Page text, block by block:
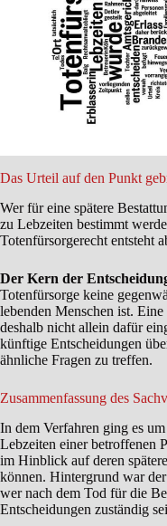
Das Urteil auf den Punkt
Wer für eine spätere
zu Lebzeiten bestimmt
Totenfürsorgerecht entsteht
Der Kern der
Totenfürsorge keine
lebenden Menschen ist.
deshalb nicht allein dafür
künftige Entscheidungen
ähnliche Fragen zu treffen.
Zusammenfassung des
In dem Verfahren ging es
Lebzeiten einer betroffenen
im Hinblick auf deren
können. Hintergrund war
wer nach dem Tod für die
Entscheidungen zuständig